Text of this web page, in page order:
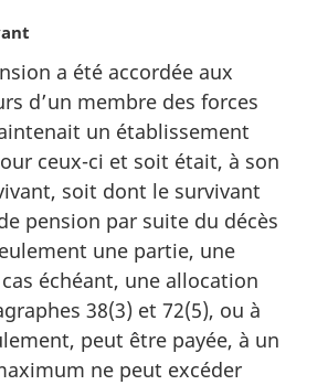
a été accordée aux
d’un membre des forces
un établissement
ceux-ci et soit était, à son
soit dont le survivant
pension par suite du décès
une partie, une
échéant, une allocation
38(3) et 72(5), ou à
peut être payée, à un
ne peut excéder